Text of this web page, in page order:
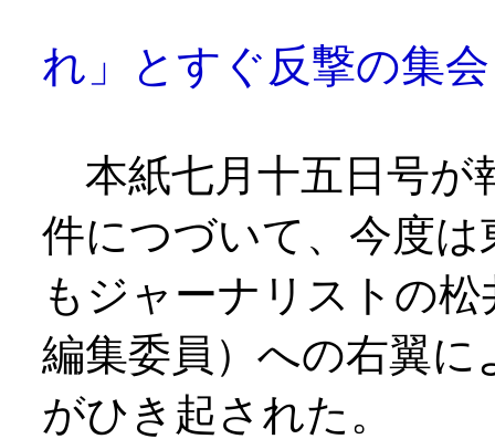
れ」とすぐ反撃の集会
本紙七月十五日号が
件につづいて、今度
もジャーナリストの
編集委員）への右翼に
がひき起された。